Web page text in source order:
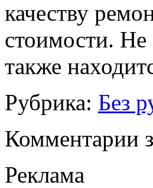
качеству
стоимости. Не
также
Рубрика: Без
Комментарии
Реклама